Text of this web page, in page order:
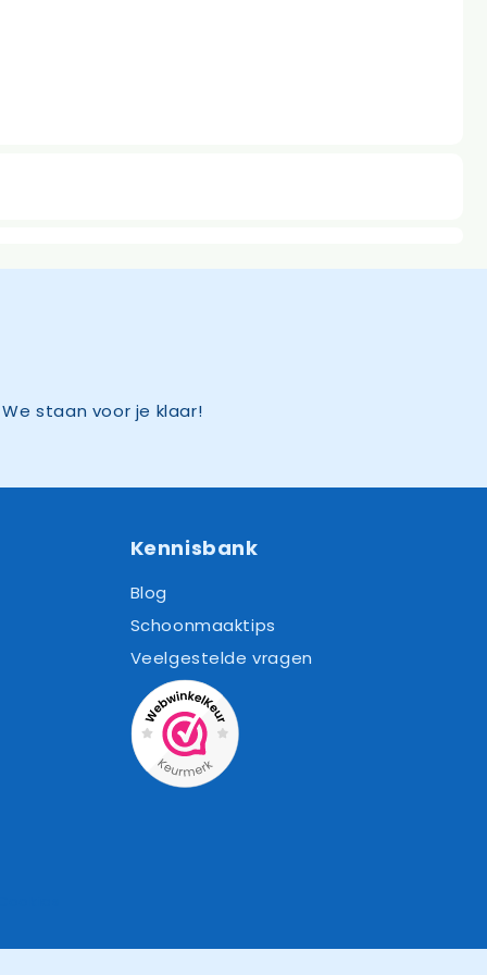
staan voor je klaar!
Kennisbank
Blog
Schoonmaaktips
Veelgestelde vragen